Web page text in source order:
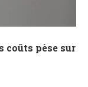
coûts pèse sur